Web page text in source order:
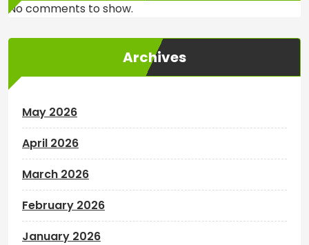
No comments to show.
Archives
May 2026
April 2026
March 2026
February 2026
January 2026